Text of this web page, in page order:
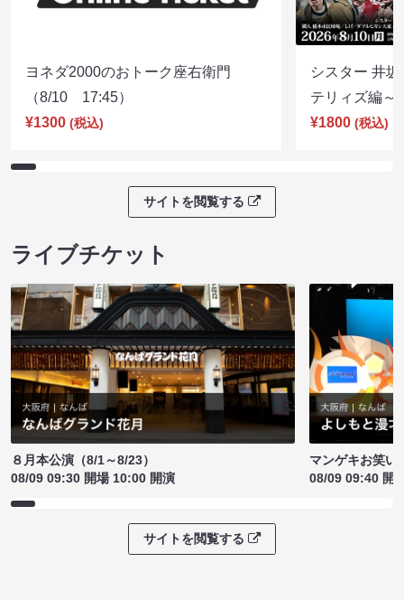
ヨネダ2000のおトーク座右衛門
（8/10 17:45）
¥1300 (税込)
シスター 井
テリィズ編
¥1800 (税込)
サイトを閲覧する
ライブチケット
８月本公演（8/1～8/23）
08/09 09:30 開場 10:00 開演
マンゲキお笑い
08/09 09:40 開
サイトを閲覧する